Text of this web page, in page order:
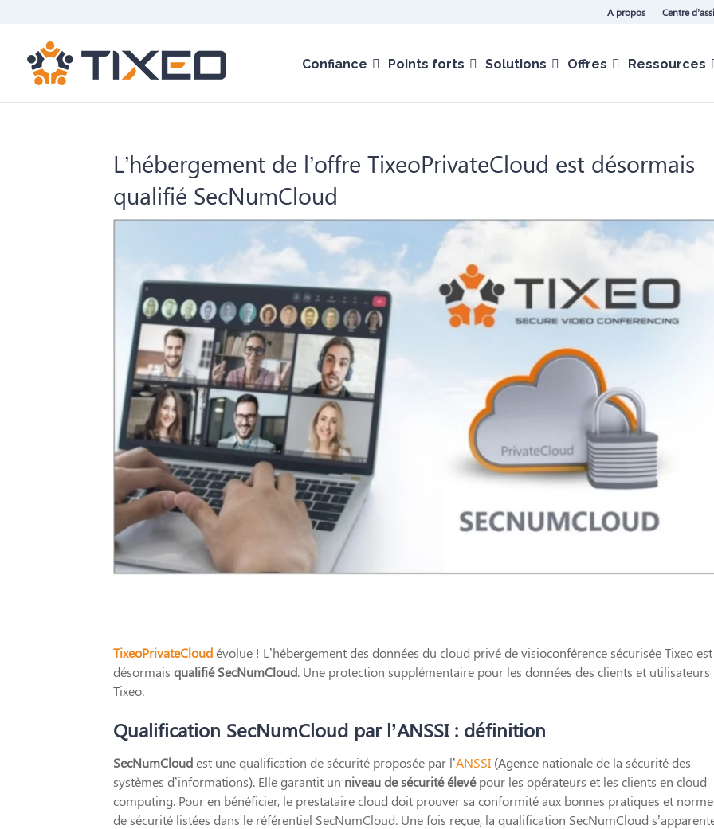
A propos Centre
Confiance Points forts Solutions Offres Ressources
L’hébergement de l’offre TixeoPrivateCloud est désormais
qualifié SecNumCloud
TixeoPrivateCloudévolue ! L’hébergement des données du cloud privé de visioconférence sécurisée Tixeo est
désormais qualifié SecNumCloud. Une protection supplémentaire pour les données des clients et utilisateurs
Tixeo.
Qualification SecNumCloud par l’ANSSI : définition
SecNumCloudest une qualification de sécurité proposée par l’ANSSI (Agence nationale de la sécurité des
systèmes d’informations). Elle garantit un niveau de sécurité élevépour les opérateurs et les clients en cloud
computing. Pour en bénéficier, le prestataire cloud doit prouver sa conformité aux bonnes pratiques et
de sécurité listées dans le référentiel SecNumCloud. Une fois reçue, la qualification SecNumCloud